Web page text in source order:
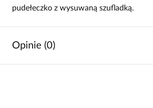
pudełeczko z wysuwaną szufladką.
Opinie (0)